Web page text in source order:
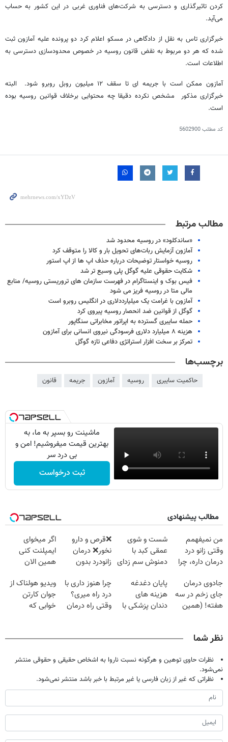
کردن تاثیرگذاری و دسترسی به شرکت‌های فناوری غربی در این کشور به حساب
می‌آید.
خبرگزاری تاس به نقل از دادگاهی در مسکو اعلام کرد دو پرونده علیه آمازون ثبت
شده که هر دو مربوط به نقض قانون روسیه در خصوص محدودسازی دسترسی به
اطلاعات است.
آمازون ممکن است با جریمه ای تا سقف ۱۲ میلیون روبل روبرو شود. البته
خبرگزاری مذکور مشخص نکرده دقیقا چه محتوایی برخلاف قوانین روسیه بوده
است.
کد مطلب5602900
مطالب مرتبط
«ساندکلود» در روسیه محدود شد
آمازون آزمایش ربات‌های تحویل بار و کالا را متوقف کرد
روسیه خواستار توضیحات درباره حذف اپ ها از اپ استور
شکایت حقوقی علیه گوگل پلی وسیع تر شد
فیس بوک و اینستاگرام در فهرست سازمان های تروریستی روسیه/ منابع
مالی متا در روسیه فریز می شود
آمازون با غرامت یک میلیارددلاری در انگلیس روبرو است
گوگل از قوانین ضد انحصار روسیه پیروی کرد
حمله سایبری گسترده به اپراتور مخابراتی سنگاپور
هزینه ۸ میلیارد دلاری فرسودگی نیروی انسانی برای آمازون
تمرکز بر سخت افزار استراتژی دفاعی تازه گوگل
برچسب‌ها
حاکمیت سایبری روسیه آمازون جریمه قانون
ماشینت رو بسپر به ما، به
بهترین قیمت میفروشیم! امن و
بی درد سر
ثبت درخواست
مطالب پیشنهادی
من نمیفهمم
وقتی زانو درد
درمان داره، چرا
تحمل میکنی؟❗
شست و شوی
عمقی کبد با
دمنوش سم زدای
❌قرص‌ و دارو
نخور❌ درمان
زانودرد بدون
اگر میخوای
ایمپلنت کنی
همین الان
۲۵ میلیون
تومان!!!
جادوی درمان
جای زخم در سه
هفته! (همین
پایان دغدغه
هزینه های
دندان پزشکی با
چرا هنوز داری با
درد راه میری؟
وقتی راه درمان
ویدیو هولناک از
جوان کارتن
خوابی که
نظر شما
نظرات حاوی توهین و هرگونه نسبت ناروا به اشخاص حقیقی و حقوقی منتشر
نمی‌شود.
نظراتی که غیر از زبان فارسی یا غیر مرتبط با خبر باشد منتشر نمی‌شود.